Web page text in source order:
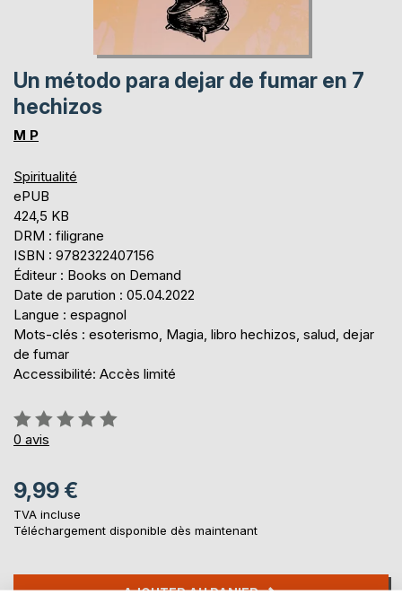
Un método para dejar de fumar en 7
hechizos
M P
Spiritualité
ePUB
424,5 KB
DRM : filigrane
ISBN : 9782322407156
Éditeur : Books on Demand
Date de parution : 05.04.2022
Langue : espagnol
Mots-clés : esoterismo, Magia, libro hechizos, salud, dejar
de fumar
Accessibilité: Accès limité
Évaluation:
0%
0 avis
9,99 €
TVA incluse
Téléchargement disponible dès maintenant
AJOUTER AU PANIER